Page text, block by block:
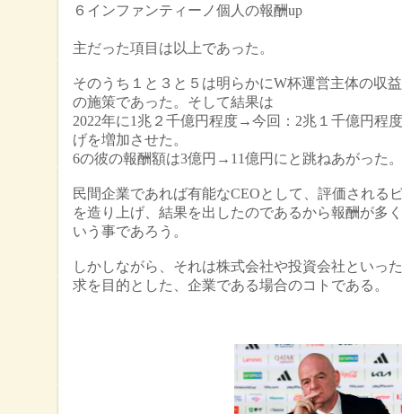
６インファンティーノ個人の報酬up
主だった項目は以上であった。
そのうち１と３と５は明らかにW杯運営主体の収
の施策であった。そして結果は
2022年に1兆２千億円程度→今回：2兆１千億円程
げを増加させた。
6の彼の報酬額は3億円→11億円にと跳ねあがった。
民間企業であれば有能なCEOとして、評価される
を造り上げ、結果を出したのであるから報酬が多
いう事であろう。
しかしながら、それは株式会社や投資会社といっ
求を目的とした、企業である場合のコトである。